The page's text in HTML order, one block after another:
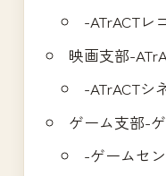
-ATrACTレ
映画支部-
-ATrACTシ
ゲーム支部-
-ゲームセ